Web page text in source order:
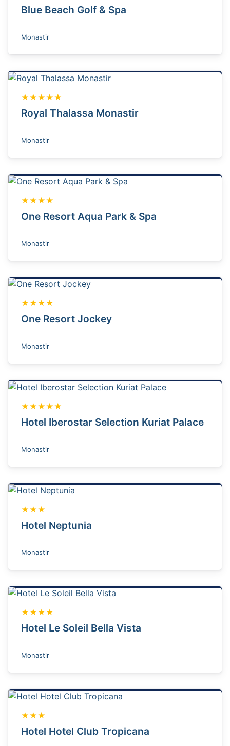
Blue Beach Golf & Spa
Monastir
★★★★★
Royal Thalassa Monastir
Monastir
★★★★
One Resort Aqua Park & Spa
Monastir
★★★★
One Resort Jockey
Monastir
★★★★★
Hotel Iberostar Selection Kuriat Palace
Monastir
★★★
Hotel Neptunia
Monastir
★★★★
Hotel Le Soleil Bella Vista
Monastir
★★★
Hotel Hotel Club Tropicana